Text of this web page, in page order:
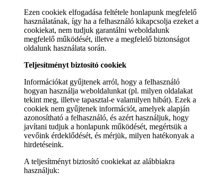
Ezen cookiek elfogadása feltétele honlapunk megfelelő
használatának, így ha a felhasználó kikapcsolja ezeket a
cookiekat, nem tudjuk garantálni weboldalunk
megfelelő működését, illetve a megfelelő biztonságot
oldalunk használata során.
Teljesítményt biztosító cookiek
Információkat gyűjtenek arról, hogy a felhasználó
hogyan használja weboldalunkat (pl. milyen oldalakat
tekint meg, illetve tapasztal-e valamilyen hibát). Ezek a
cookiek nem gyűjtenek információt, amelyek alapján
azonosítható a felhasználó, és azért használjuk, hogy
javítani tudjuk a honlapunk működését, megértsük a
vevőink érdeklődését, és mérjük, milyen hatékonyak a
hirdetéseink.
A teljesítményt biztosító cookiekat az alábbiakra
használjuk: